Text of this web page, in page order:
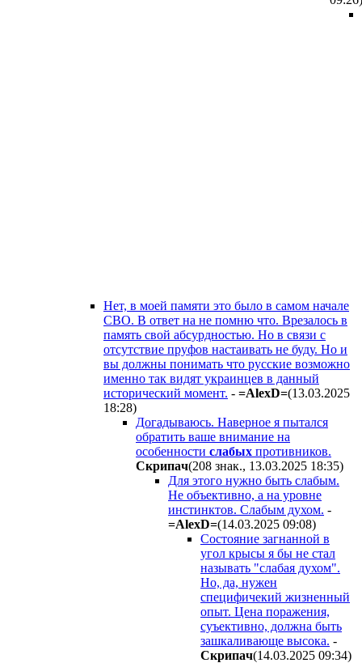
Нет, в моей памяти это было в самом начале
СВО. В ответ на не помню что. Врезалось в
память свой абсурдностью. Но в связи с
отсутствие пруфов настаивать не буду. Но и
вы должны понимать что русские возможно
именно так видят украинцев в данный
исторический момент. - =AlexD=(13.03.2025
18:28)
Догадываюсь. Наверное я пытался
обратить ваше внимание на
особенности слабых противников.
Cкpипaч(208 знак., 13.03.2025 18:35)
Для этого нужно быть слабым.
Не объективно, а на уровне
инстинктов. Слабым духом. -
=AlexD=(14.03.2025 09:08)
Состояние загнанной в
угол крысы я бы не стал
называть "слабая духом".
Но, да, нужен
специфичекий жизненный
опыт. Цена поражения,
суъективно, должна быть
зашкаливающе высока. -
Cкpипaч(14.03.2025 09:34)